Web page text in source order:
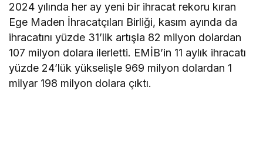
2024 yılında her ay yeni bir ihracat rekoru kıran
Ege Maden İhracatçıları Birliği, kasım ayında da
ihracatını yüzde 31’lik artışla 82 milyon dolardan
107 milyon dolara ilerletti. EMİB’in 11 aylık ihracatı
yüzde 24’lük yükselişle 969 milyon dolardan 1
milyar 198 milyon dolara çıktı.